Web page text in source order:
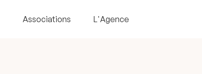
Associations L'Agence